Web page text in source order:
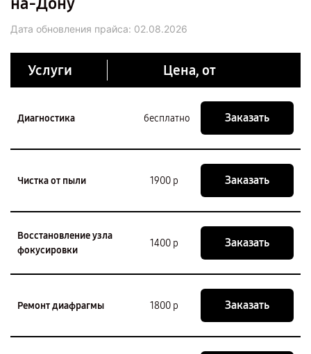
Дата обновления прайса: 02.08.2026
Услуги Цена, от
Диагностика бесплатно Заказать
Чистка от пыли 1900 р Заказать
Восстановление узла
фокусировки
1400 р Заказать
Ремонт диафрагмы 1800 р Заказать